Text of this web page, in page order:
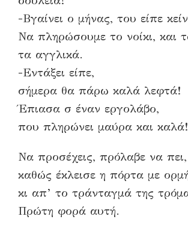
-Βγαίνει ο μήνας, του είπε
Να πληρώσουμε το νοίκι, και
τα αγγλικά.
-Εντάξει είπε,
σήμερα θα πάρω καλά λεφτά!
Έπιασα σ έναν εργολάβο,
που πληρώνει μαύρα και καλά!
Να προσέχεις, πρόλαβε να πει,
καθώς έκλεισε η πόρτα με
κι απ’ το τράνταγμά της
Πρώτη φορά αυτή.